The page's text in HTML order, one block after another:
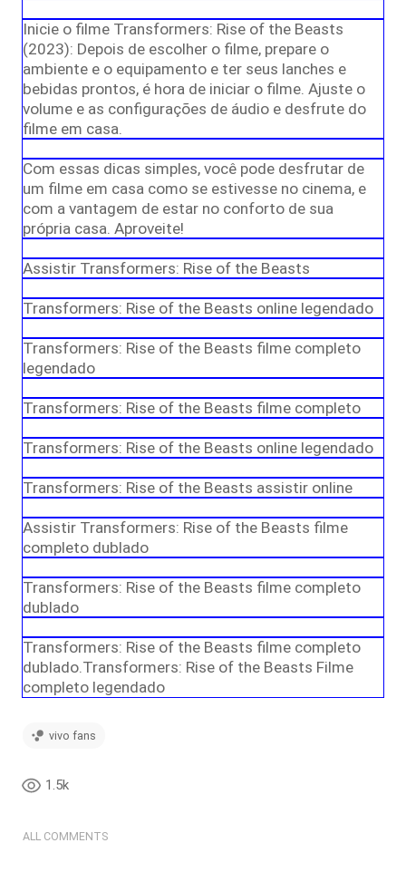
Inicie o filme Transformers: Rise of the Beasts
(2023): Depois de escolher o filme, prepare o
ambiente e o equipamento e ter seus lanches e
bebidas prontos, é hora de iniciar o filme. Ajuste o
volume e as configurações de áudio e desfrute do
filme em casa.
Com essas dicas simples, você pode desfrutar de
um filme em casa como se estivesse no cinema, e
com a vantagem de estar no conforto de sua
própria casa. Aproveite!
Assistir Transformers: Rise of the Beasts
Transformers: Rise of the Beasts online legendado
Transformers: Rise of the Beasts filme completo
legendado
Transformers: Rise of the Beasts filme completo
Transformers: Rise of the Beasts online legendado
Transformers: Rise of the Beasts assistir online
Assistir Transformers: Rise of the Beasts filme
completo dublado
Transformers: Rise of the Beasts filme completo
dublado
Transformers: Rise of the Beasts filme completo
dublado.Transformers: Rise of the Beasts Filme
completo legendado
vivo fans
1.5k
ALL COMMENTS